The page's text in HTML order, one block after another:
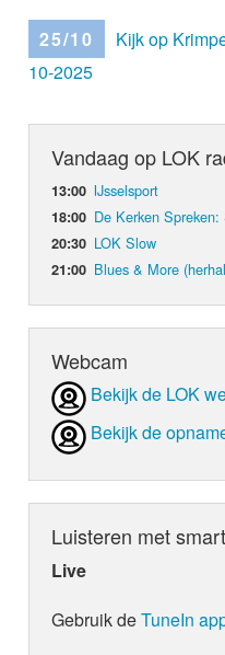
Webcam
25/10
Kijk op
10-2025
Vandaag op LOK
13:00 IJsselsport
18:00 De Kerken Spreken:
20:30 LOK Slow
21:00 Blues & More
Webcam
Bekijk de LOK
Bekijk de
Luisteren met
Live
Gebruik deTuneIn